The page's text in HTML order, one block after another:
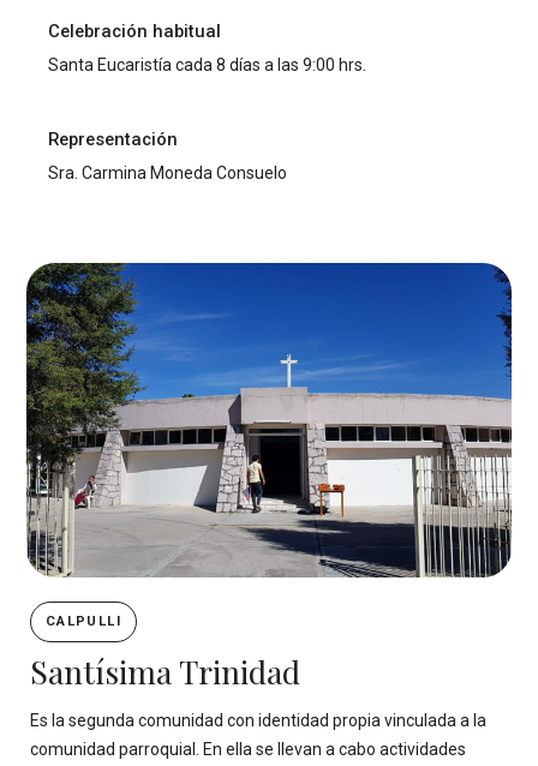
Celebración habitual
Santa Eucaristía cada 8 días a las 9:00 hrs.
Representación
Sra. Carmina Moneda Consuelo
CALPULLI
Santísima Trinidad
Es la segunda comunidad con identidad propia vinculada a la
comunidad parroquial. En ella se llevan a cabo actividades